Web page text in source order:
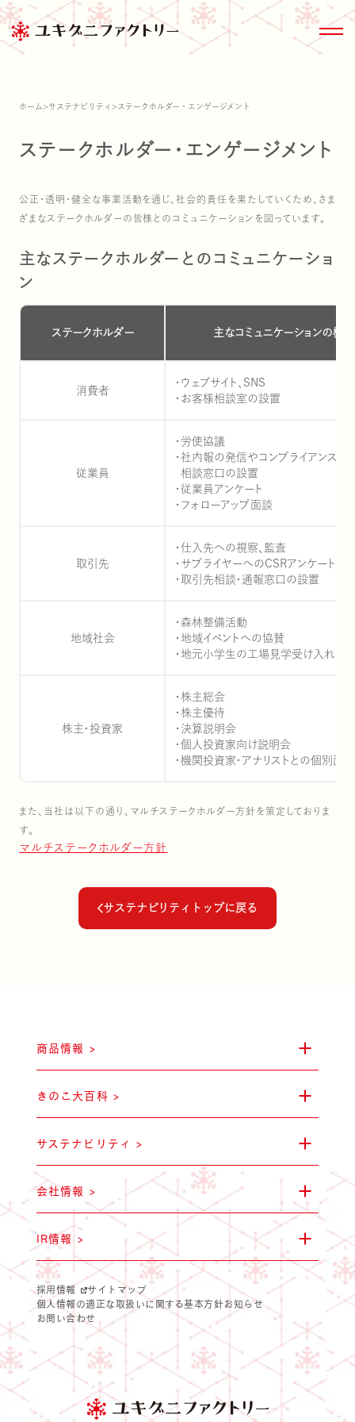
商品情報
ブランド紹介
雪国まいたけ極 白
雪国ぶなしめじ
健康食品
気をつけたい・・・
ユキグニマルシ
ステークホルダー・エン
環境への取り組
マテリアリティ
サステナビリティ方針
拠点一覧
IR情報
ホーム >サステナビリティ > ステークホルダー・エンゲージメント
ステークホルダー・エンゲージメント
公正・透明・健全な事業活動を通じ、社会的責任を果たしていくため、さま
ざまなステークホルダーの皆様とのコミュニケーションを図っています。
主なステークホルダーとのコミュニケーショ
ン
ステークホルダー 主なコミュニケーションの機会
消費者
ウェブサイト、SNS
お客様相談室の設置
従業員
労使協議
社内報の発信やコンプライアンス
相談窓口の設置
従業員アンケート
フォローアップ面談
取引先
仕入先への視察、監査
サプライヤーへのCSRアンケートの
取引先相談・通報窓口の設置
地域社会
森林整備活動
地域イベントへの協賛
地元小学生の工場見学受け入れ
株主・投資家
株主総会
株主優待
決算説明会
個人投資家向け説明会
機関投資家・アナリストとの個別面談
また、当社は以下の通り、マルチステークホルダー方針を策定しておりま
す。
マルチステークホルダー方針
サステナビリティトップに戻る
商品情報 >
きのこ大百科 >
サステナビリティ >
会社情報 >
IR情報 >
採用情報
サイトマップ
個人情報の適正な取扱いに関する基本方針お知らせ
お問い合わせ